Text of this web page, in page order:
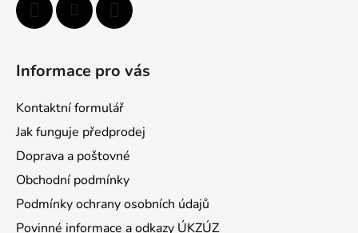
Informace pro vás
Kontaktní formulář
Jak funguje předprodej
Doprava a poštovné
Obchodní podmínky
Podmínky ochrany osobních údajů
Povinné informace a odkazy ÚKZÚZ